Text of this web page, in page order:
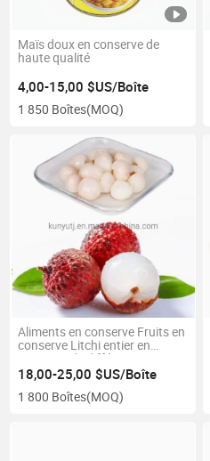
Maïs doux en conserve de
haute qualité
4,00-15,00 $US/Boîte
1 850 Boîtes(MOQ)
Aliments en conserve Fruits en
conserve Litchi entier en
conserve de différents types
18,00-25,00 $US/Boîte
1 800 Boîtes(MOQ)